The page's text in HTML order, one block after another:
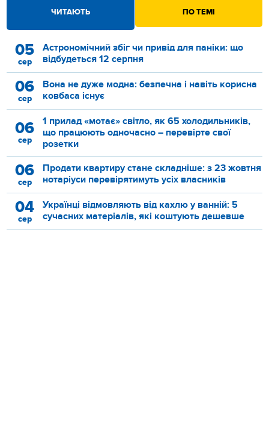
ЧИТАЮТЬ ПО ТЕМІ
05
сер
Астрономічний збіг чи привід для паніки: що
відбудеться 12 серпня
06
сер
Вона не дуже модна: безпечна і навіть корисна
ковбаса існує
06
сер
1 прилад «мотає» світло, як 65 холодильників,
що працюють одночасно – перевірте свої
розетки
06
сер
Продати квартиру стане складніше: з 23 жовтня
нотаріуси перевірятимуть усіх власників
04
сер
Українці відмовляють від кахлю у ванній: 5
сучасних матеріалів, які коштують дешевше